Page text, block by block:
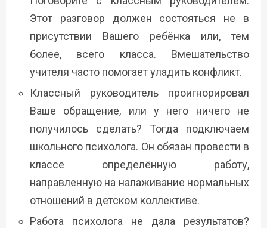
Этот разговор должен состояться не в
присутствии Вашего ребёнка или, тем
более, всего класса. Вмешательство
учителя часто помогает уладить конфликт.
Классный руководитель проигнорировал
Ваше обращение, или у него ничего не
получилось сделать? Тогда подключаем
школьного психолога. Он обязан провести в
классе определённую работу,
направленную на налаживание нормальных
отношений в детском коллективе.
Работа психолога не дала результатов?